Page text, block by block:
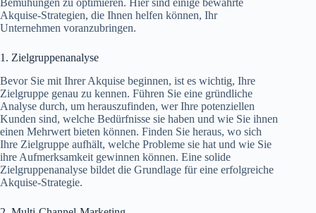
Akquise-Strategien, die Ihnen helfen können, Ihr
Unternehmen voranzubringen.
1. Zielgruppenanalyse
Bevor Sie mit Ihrer Akquise beginnen, ist es wichtig, Ihre
Zielgruppe genau zu kennen. Führen Sie eine gründliche
Analyse durch, um herauszufinden, wer Ihre potenziellen
Kunden sind, welche Bedürfnisse sie haben und wie Sie ihnen
einen Mehrwert bieten können. Finden Sie heraus, wo sich
Ihre Zielgruppe aufhält, welche Probleme sie hat und wie Sie
ihre Aufmerksamkeit gewinnen können. Eine solide
Zielgruppenanalyse bildet die Grundlage für eine erfolgreiche
Akquise-Strategie.